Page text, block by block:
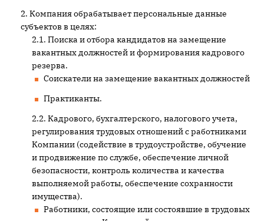
Компания обрабатывает персональные данные
субъектов в целях:
Поиска и отбора кандидатов на замещение
вакантных должностей и формирования кадрового
резерва.
Соискатели на замещение вакантных должностей
Практиканты.
Кадрового, бухгалтерского, налогового учета,
регулирования трудовых отношений с работниками
Компании (содействие в трудоустройстве, обучение
и продвижение по службе, обеспечение личной
безопасности, контроль количества и качества
выполняемой работы, обеспечение сохранности
имущества).
Работники, состоящие или состоявшие в трудовых